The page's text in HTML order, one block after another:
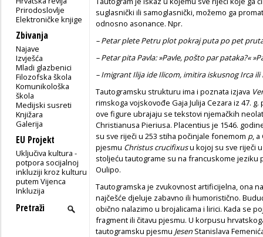
Prirodoslovlje
Elektroničke knjige
Zbivanja
Najave
Izvješća
Mladi glazbenici
Filozofska škola
Komunikološka
škola
Medijski susreti
Knjižara
Galerija
EU Projekt
Uključiva kultura -
potpora socijalnoj
inkluziji kroz kulturu
putem Vijenca
Inkluzija
suglasnički ili samoglasnički, možemo ga
odnosno asonance. Npr.
– Petar plete Petru plot pokraj puta po pet
– Petar pita Pavla: »Pavle, pošto par pataka?«
– Imigrant Ilija ide Ilicom, imitira iskusnog Irca
Tautogramsku strukturu ima i poznata izjava
rimskoga vojskovođe Gaja Julija Cezara iz 47.
ove figure ubrajaju se tekstovi njemačkih
Christianusa Pieriusa. Placentius je 1546.
su sve riječi u 253 stiha počinjale fonemom p, a
pjesmu Christus crucifixusu kojoj su sve riječi
stoljeću tautograme su na francuskome
Oulipo.
Tautogramska je zvukovnost artificijelna, ona
najčešće djeluje zabavno ili humoristično.
obično nalazimo u brojalicama i lirici. Kada se
fragment ili čitavu pjesmu. U korpusu
tautogramsku pjesmu Jesen Stanislava